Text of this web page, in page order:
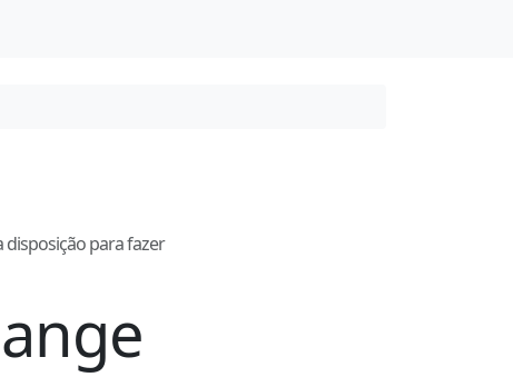
disposição para fazer